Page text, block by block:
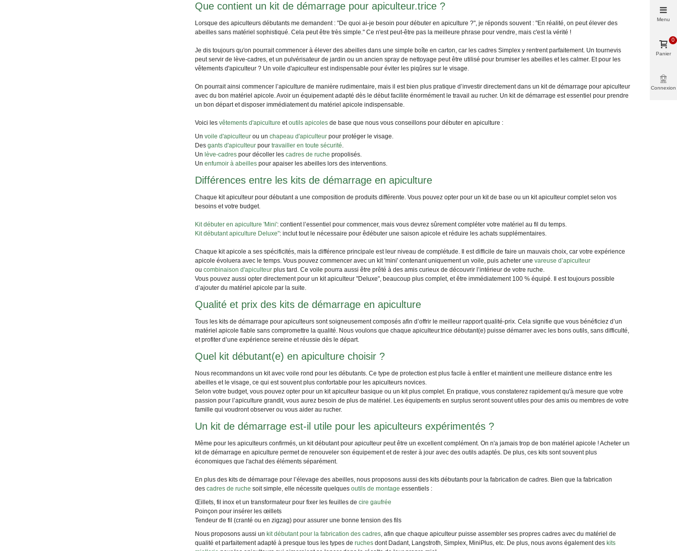
Que contient un kit de démarrage pour apiculteur.trice ?
Lorsque des apiculteurs débutants me demandent : "De quoi ai-je besoin pour débuter en apiculture ?", je réponds souvent : "En réalité, on peut élever des
abeilles sans matériel sophistiqué. Cela peut être très simple." Ce n'est peut-être pas la meilleure phrase pour vendre, mais c'est la vérité !
Je dis toujours qu'on pourrait commencer à élever des abeilles dans une simple boîte en carton, car les cadres Simplex y rentrent parfaitement. Un tournevis
peut servir de lève-cadres, et un pulvérisateur de jardin ou un ancien spray de nettoyage peut être utilisé pour brumiser les abeilles et les calmer. Et pour les
vêtements d'apiculteur ? Un voile d'apiculteur est indispensable pour éviter les piqûres sur le visage.
On pourrait ainsi commencer l’apiculture de manière rudimentaire, mais il est bien plus pratique d’investir directement dans un kit de démarrage pour apiculteur
avec du bon matériel apicole. Avoir un équipement adapté dès le début facilite énormément le travail au rucher. Un kit de démarrage est essentiel pour prendre
un bon départ et disposer immédiatement du matériel apicole indispensable.
Voici les vêtements d'apiculture etoutils apicoles de base que nous vous conseillons pour débuter en apiculture :
Un voile d'apiculteur ou un chapeau d'apiculteur pour protéger le visage.
Des gants d'apiculteur pour travailler en toute sécurité.
Un lève-cadres pour décoller les cadres de ruche propolisés.
Un enfumoir à abeilles pour apaiser les abeilles lors des interventions.
Différences entre les kits de démarrage en apiculture
Chaque kit apiculteur pour débutant a une composition de produits différente. Vous pouvez opter pour un kit de base ou un kit apiculteur complet selon vos
besoins et votre budget.
Kit débuter en apiculture 'Mini': contient l’essentiel pour commencer, mais vous devrez sûrement compléter votre matériel au fil du temps.
Kit débutant apiculture Deluxe": inclut tout le nécessaire pour êdébuter une saison apicole et réduire les achats supplémentaires.
Chaque kit apicole a ses spécificités, mais la différence principale est leur niveau de complétude. Il est difficile de faire un mauvais choix, car votre expérience
apicole évoluera avec le temps. Vous pouvez commencer avec un kit 'mini' contenant uniquement un voile, puis acheter une vareuse d’apiculteur
ou combinaison d'apiculteur plus tard. Ce voile pourra aussi être prêté à des amis curieux de découvrir l’intérieur de votre ruche.
Vous pouvez aussi opter directement pour un kit apiculteur "Deluxe", beaucoup plus complet, et être immédiatement 100 % équipé. Il est toujours possible
d’ajouter du matériel apicole par la suite.
Qualité et prix des kits de démarrage en apiculture
Tous les kits de démarrage pour apiculteurs sont soigneusement composés afin d’offrir le meilleur rapport qualité-prix. Cela signifie que vous bénéficiez d’un
matériel apicole fiable sans compromettre la qualité. Nous voulons que chaque apiculteur.trice débutant(e) puisse démarrer avec les bons outils, sans difficulté,
et profiter d’une expérience sereine et réussie dès le départ.
Quel kit débutant(e) en apiculture choisir ?
Nous recommandons un kit avec voile rond pour les débutants. Ce type de protection est plus facile à enfiler et maintient une meilleure distance entre les
abeilles et le visage, ce qui est souvent plus confortable pour les apiculteurs novices.
Selon votre budget, vous pouvez opter pour un kit apiculteur basique ou un kit plus complet. En pratique, vous constaterez rapidement qu'à mesure que votre
passion pour l’apiculture grandit, vous aurez besoin de plus de matériel. Les équipements en surplus seront souvent utiles pour des amis ou membres de votre
famille qui voudront observer ou vous aider au rucher.
Un kit de démarrage est-il utile pour les apiculteurs expérimentés ?
Même pour les apiculteurs confirmés, un kit débutant pour apiculteur peut être un excellent complément. On n'a jamais trop de bon matériel apicole ! Acheter un
kit de démarrage en apiculture permet de renouveler son équipement et de rester à jour avec des outils adaptés. De plus, ces kits sont souvent plus
économiques que l'achat des éléments séparément.
En plus des kits de démarrage pour l’élevage des abeilles, nous proposons aussi des kits débutants pour la fabrication de cadres. Bien que la fabrication
des cadres de ruche soit simple, elle nécessite quelques outils de montage essentiels :
Œillets, fil inox et un transformateur pour fixer les feuilles de cire gaufrée
Poinçon pour insérer les œillets
Tendeur de fil (cranté ou en zigzag) pour assurer une bonne tension des fils
Nous proposons aussi un kit débutant pour la fabrication des cadres, afin que chaque apiculteur puisse assembler ses propres cadres avec du matériel de
qualité et parfaitement adapté à presque tous les types de ruches dont Dadant, Langstroth, Simplex, MiniPlus, etc. De plus, nous avons également des kits
Menu
Panier
0
Connexion